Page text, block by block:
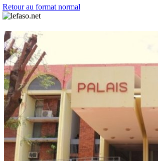
Retour au format normal